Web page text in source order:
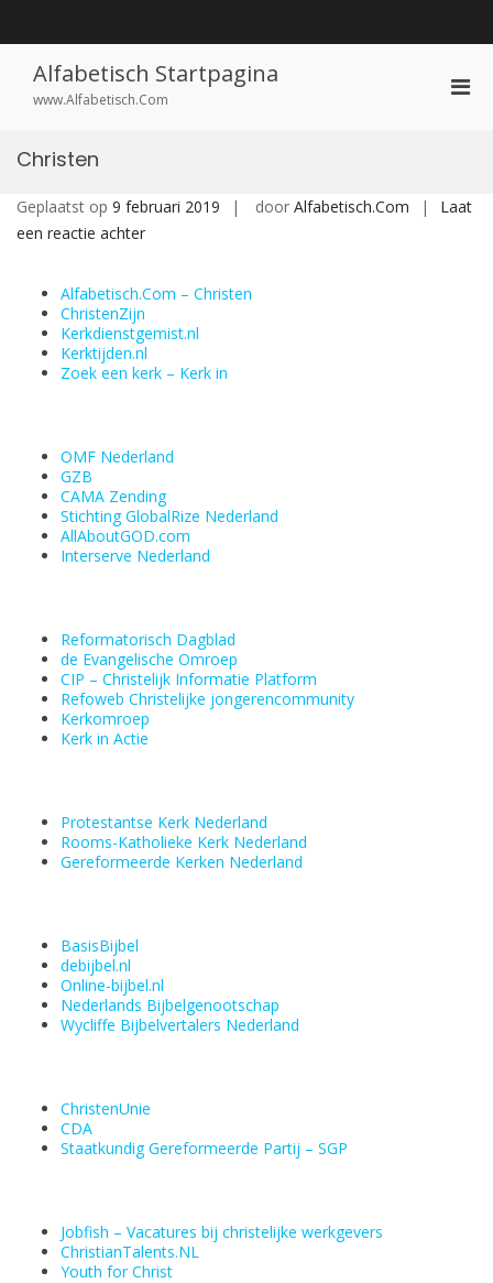
de
inhoudAlfabetisch Startpagina
www.Alfabetisch.Com
Christen
Geplaatst op 9 februari 2019 door Alfabetisch.Com
Laat
een reactie achterop
Alfabetisch.Com – Christen
ChristenZijn
Kerkdienstgemist.nl
Kerktijden.nl
Zoek een kerk – Kerk in
OMF Nederland
GZB
CAMA Zending
Stichting GlobalRize Nederland
AllAboutGOD.com
Interserve Nederland
Reformatorisch Dagblad
de Evangelische Omroep
CIP – Christelijk Informatie Platform
Refoweb Christelijke jongerencommunity
Kerkomroep
Kerk in Actie
Protestantse Kerk Nederland
Rooms-Katholieke Kerk Nederland
Gereformeerde Kerken Nederland
BasisBijbel
debijbel.nl
Online-bijbel.nl
Nederlands Bijbelgenootschap
Wycliffe Bijbelvertalers Nederland
ChristenUnie
CDA
Staatkundig Gereformeerde Partij – SGP
Jobfish – Vacatures bij christelijke werkgevers
ChristianTalents.NL
Youth for Christ